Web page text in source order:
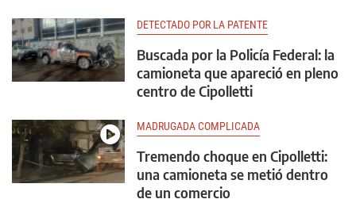
DETECTADO POR LA PATENTE
Buscada por la Policía Federal: la
camioneta que apareció en pleno
centro de Cipolletti
MADRUGADA COMPLICADA
Tremendo choque en Cipolletti:
una camioneta se metió dentro
de un comercio